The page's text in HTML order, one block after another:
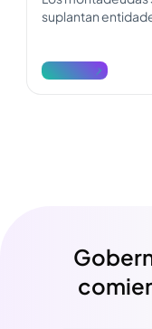
suplantan
Ver más